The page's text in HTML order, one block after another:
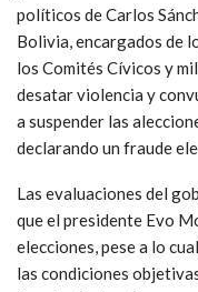
políticos de Carlos
Bolivia, encargados de
los Comités Cívicos y
desatar violencia y
a suspender las
declarando un fraude
Las evaluaciones del
que el presidente Evo
elecciones, pese a lo
las condiciones